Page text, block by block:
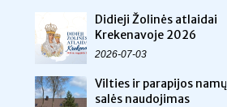
Didieji Žolinės atlaidai
Krekenavoje 2026
2026-07-03
Vilties ir parapijos namų
salės naudojimas